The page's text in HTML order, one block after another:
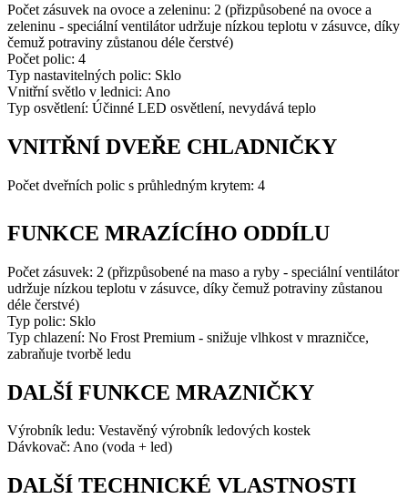
Počet zásuvek na ovoce a zeleninu: 2 (přizpůsobené na ovoce a
zeleninu - speciální ventilátor udržuje nízkou teplotu v zásuvce, díky
čemuž potraviny zůstanou déle čerstvé)
Počet polic: 4
Typ nastavitelných polic: Sklo
Vnitřní světlo v lednici: Ano
Typ osvětlení: Účinné LED osvětlení, nevydává teplo
VNITŘNÍ DVEŘE CHLADNIČKY
Počet dveřních polic s průhledným krytem: 4
FUNKCE MRAZÍCÍHO ODDÍLU
Počet zásuvek: 2 (přizpůsobené na maso a ryby - speciální ventilátor
udržuje nízkou teplotu v zásuvce, díky čemuž potraviny zůstanou
déle čerstvé)
Typ polic: Sklo
Typ chlazení: No Frost Premium - snižuje vlhkost v mrazničce,
zabraňuje tvorbě ledu
DALŠÍ FUNKCE MRAZNIČKY
Výrobník ledu: Vestavěný výrobník ledových kostek
Dávkovač: Ano (voda + led)
DALŠÍ TECHNICKÉ VLASTNOSTI